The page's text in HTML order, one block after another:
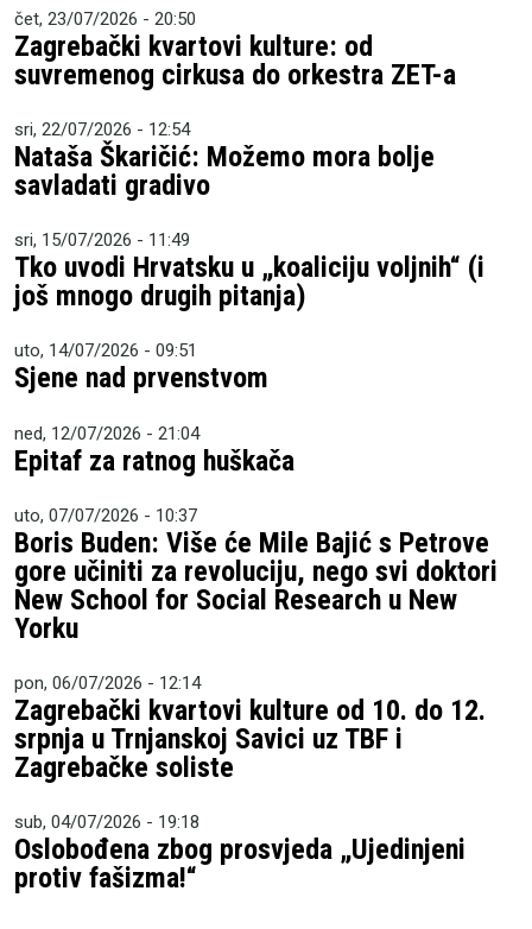
čet, 23/07/2026 - 20:50
Zagrebački kvartovi kulture: od
suvremenog cirkusa do orkestra ZET-a
sri, 22/07/2026 - 12:54
Nataša Škaričić: Možemo mora bolje
savladati gradivo
sri, 15/07/2026 - 11:49
Tko uvodi Hrvatsku u „koaliciju voljnih“ (i
još mnogo drugih pitanja)
uto, 14/07/2026 - 09:51
Sjene nad prvenstvom
ned, 12/07/2026 - 21:04
Epitaf za ratnog huškača
uto, 07/07/2026 - 10:37
Boris Buden: Više će Mile Bajić s Petrove
gore učiniti za revoluciju, nego svi doktori
New School for Social Research u New
Yorku
pon, 06/07/2026 - 12:14
Zagrebački kvartovi kulture od 10. do 12.
srpnja u Trnjanskoj Savici uz TBF i
Zagrebačke soliste
sub, 04/07/2026 - 19:18
Oslobođena zbog prosvjeda „Ujedinjeni
protiv fašizma!“